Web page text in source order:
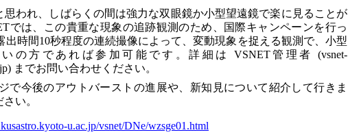
思われ、しばらくの間は強力な双眼鏡か小型望遠鏡で楽に見ることが
では、この貴重な現象の追跡観測のため、国際キャンペーンを行っ
出時間10秒程度の連続撮像によって、変動現象を捉える観測で、小型
の方であれば参加可能です。詳細は VSNET管理者 (vsnet-
までお問い合わせください。
で今後のアウトバーストの進展や、新知見について紹介して行きま
い。
u.ac.jp/vsnet/DNe/wzsge01.html